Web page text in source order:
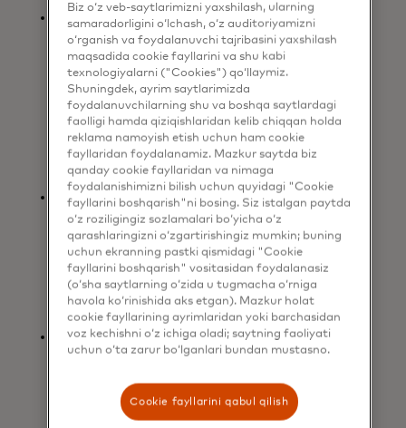
Dunyo bo'ylab iste'molchilar va
bizneslar to'lovlarini himoya qilish
uchun Mastercard va PayPalga
tayanadilar. Mastercard Agent
Pay’ni PayPal hamyoniga
integratsiya qilish sun’iy intellektga
asoslangan xaridlar xavfsizligini
yanada oshiradi va shu bilan birga
tanlov imkoniyatlarini kengaytiradi.
Sun'iy intellekt agentlari
foydalanuvchilar nomidan tijoratda
tobora ko'proq rol o'ynab
kelayotganligi sababli, savdogarlar
va kichik bizneslar ham ushbu
to'lovlarni tushunishi, ishonishi va
qo'llab-quvvatlashi juda muhimdir.
PayPal orqali to'lovni taklif qiluvchi
savdogarlar murakkab texnik
kamaytirish, konversiya stavkalarini
yaxshilash va savatdan voz
Biz o‘z veb-saytlarimizni yaxshilash, ularning
samaradorligini o‘lchash, o‘z auditoriyamizni
o‘rganish va foydalanuvchi tajribasini yaxshilash
maqsadida cookie fayllarini va shu kabi
texnologiyalarni ("Cookies") qo‘llaymiz.
Shuningdek, ayrim saytlarimizda
foydalanuvchilarning shu va boshqa saytlardagi
faolligi hamda qiziqishlaridan kelib chiqqan holda
reklama namoyish etish uchun ham cookie
fayllaridan foydalanamiz. Mazkur saytda biz
qanday cookie fayllaridan va nimaga
foydalanishimizni bilish uchun quyidagi "Cookie
fayllarini boshqarish"ni bosing. Siz istalgan paytda
o‘z roziligingiz sozlamalari bo‘yicha o‘z
qarashlaringizni o‘zgartirishingiz mumkin; buning
uchun ekranning pastki qismidagi "Cookie
fayllarini boshqarish" vositasidan foydalanasiz
(o‘sha saytlarning o‘zida u tugmacha o‘rniga
havola ko‘rinishida aks etgan). Mazkur holat
cookie fayllarining ayrimlaridan yoki barchasidan
voz kechishni o‘z ichiga oladi; saytning faoliyati
uchun o‘ta zarur bo‘lganlari bundan mustasno.
Cookie fayllarini qabul qilish